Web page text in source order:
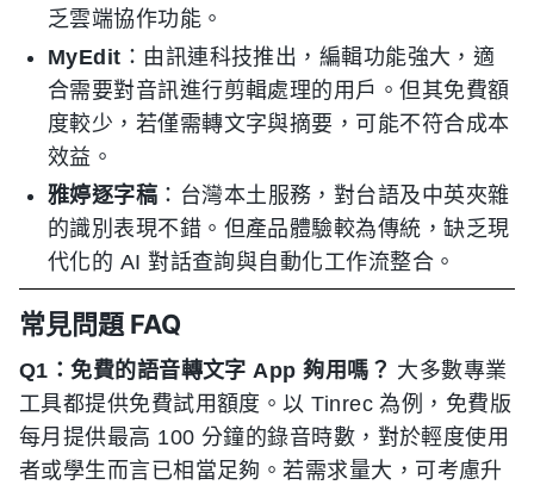
乏雲端協作功能。
MyEdit ：由訊連科技推出，編輯功能強大，適
合需要對音訊進行剪輯處理的用戶。但其免費額
度較少，若僅需轉文字與摘要，可能不符合成本
效益。
雅婷逐字稿 ：台灣本土服務，對台語及中英夾雜
的識別表現不錯。但產品體驗較為傳統，缺乏現
代化的 AI 對話查詢與自動化工作流整合。
常見問題 FAQ
Q1：免費的語音轉文字 App 夠用嗎？ 大多數專業
工具都提供免費試用額度。以 Tinrec 為例，免費版
每月提供最高 100 分鐘的錄音時數，對於輕度使用
者或學生而言已相當足夠。若需求量大，可考慮升